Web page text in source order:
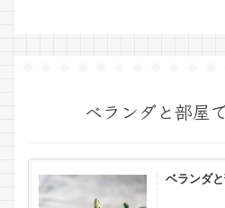
ベランダと部屋
ベランダ